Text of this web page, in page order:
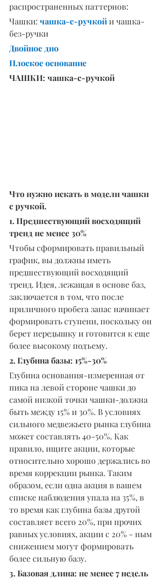
распространенных паттернов:
Чашки: чашка-с-ручкой и чашка-
без-ручки
Двойное дно
Плоское основание
ЧАШКИ: чашка-с-ручкой
Что нужно искать в модели чашки
с ручкой.
1. Предшествующий восходящий
тренд не менее 30%
Чтобы сформировать правильный
график, вы должны иметь
предшествующий восходящий
тренд. Идея, лежащая в основе баз,
заключается в том, что после
приличного пробега запас начинает
формировать ступени, поскольку он
берет передышку и готовится к еще
более высокому подъему.
2. Глубина базы: 15%-30%
Глубина основания-измеренная от
пика на левой стороне чашки до
самой низкой точки чашки-должна
быть между 15% и 30%. В условиях
сильного медвежьего рынка глубина
может составлять 40-50%. Как
правило, ищите акции, которые
относительно хорошо держались во
время коррекции рынка. Таким
образом, если одна акция в вашем
списке наблюдения упала на 35%, в
то время как глубина базы другой
составляет всего 20%, при прочих
равных условиях, акции с 20% - ным
снижением могут формировать
более сильную базу.
3. Базовая длина: не менее 7 недель